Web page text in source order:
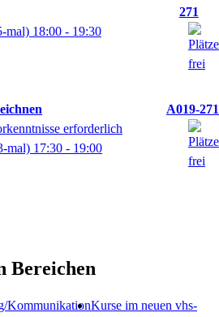
271
mal) 18:00 - 19:30
A019-271
erforderlich
mal) 17:30 - 19:00
Bereichen
KommunikationKurse im neuen vhs-